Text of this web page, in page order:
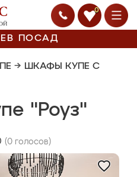
0
ПОСАД
→ ШКАФЫ КУПЕ С
"Роуз"
(0 голосов)